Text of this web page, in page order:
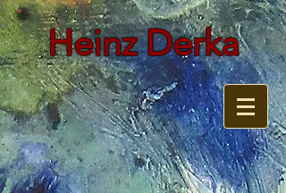
Heinz Derka